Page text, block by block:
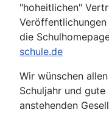
"hoheitlichen"
die
schule.de
Wir wünschen
Schuljahr und
anstehenden